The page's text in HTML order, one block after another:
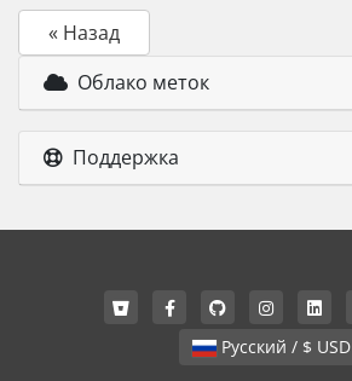
« Назад
Облако меток
Поддержка
Русский / $ USD